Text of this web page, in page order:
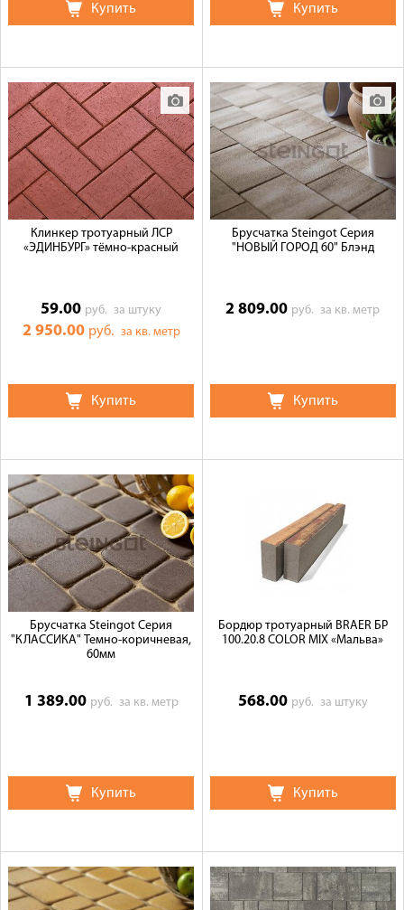
Купить Купить
Клинкер тротуарный ЛСР
«ЭДИНБУРГ» тёмно-красный
59.00 руб.за штуку
2 950.00 руб. за кв. метр
Купить
Брусчатка Steingot Серия
"НОВЫЙ ГОРОД 60" Блэнд
2 809.00 руб.за кв. метр
Купить
Брусчатка Steingot Серия
"КЛАССИКА" Темно-коричневая,
60мм
1 389.00 руб. за кв. метр
Купить
Бордюр тротуарный BRAER БР
100.20.8 COLOR MIX «Мальва»
568.00 руб. за штуку
Купить